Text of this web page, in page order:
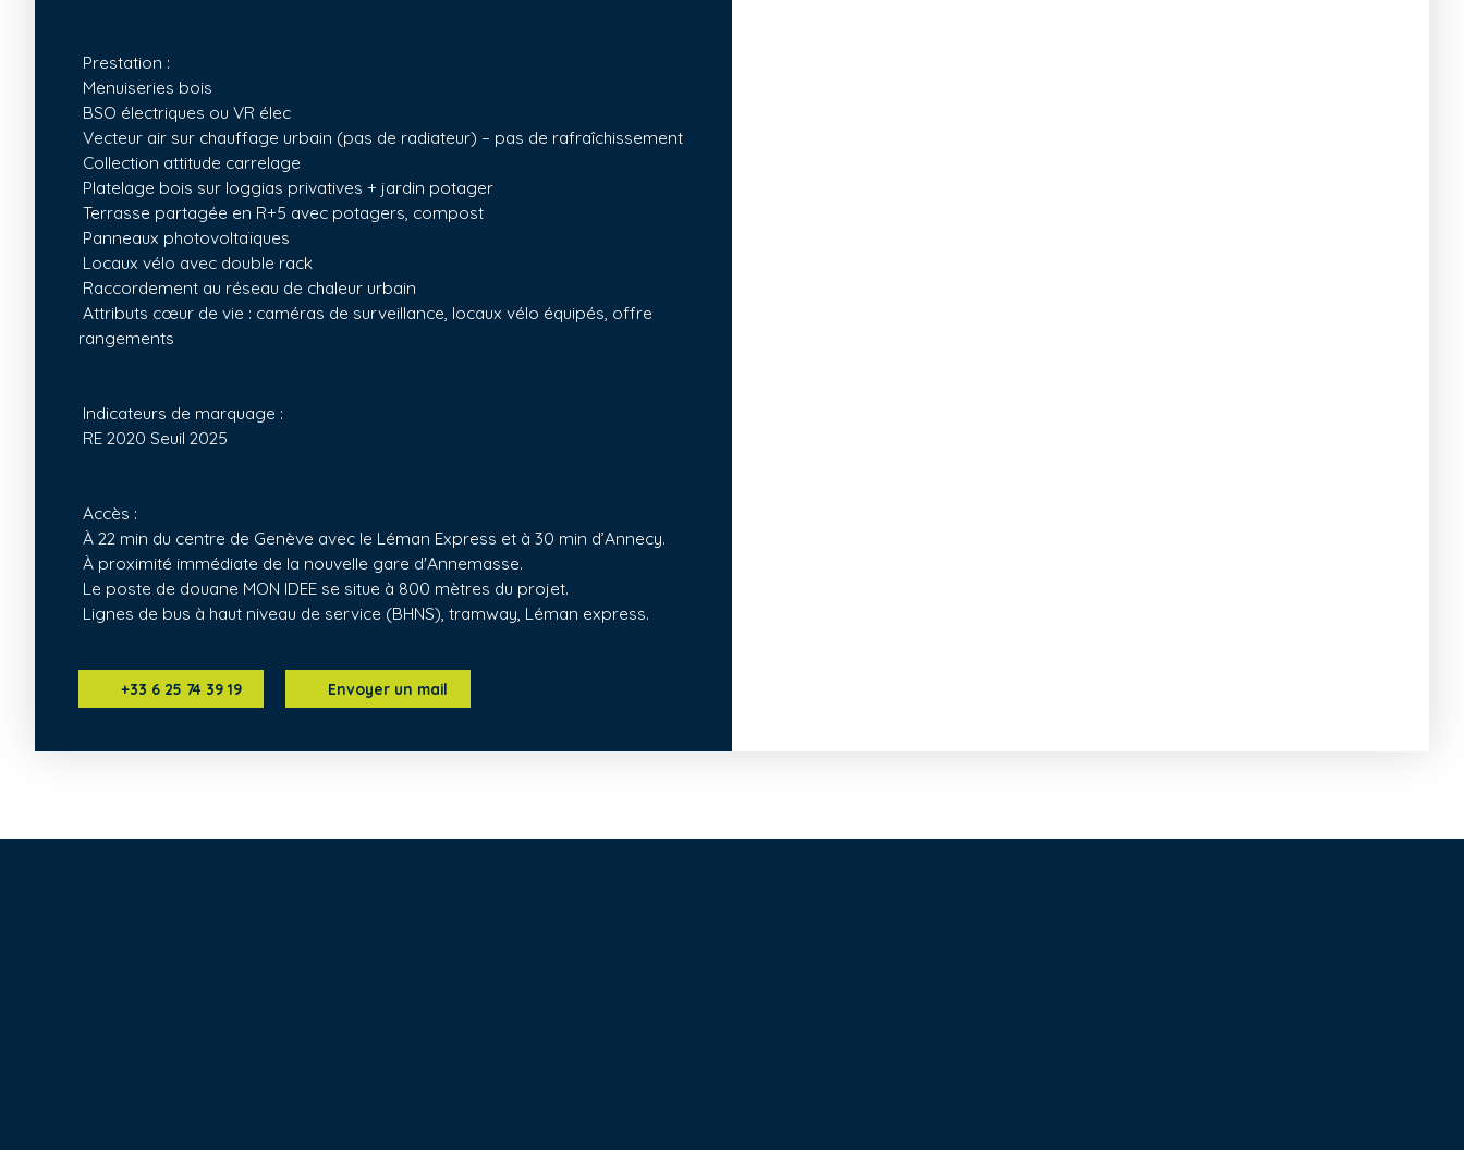
Prestation :
Menuiseries bois
BSO électriques ou VR élec
Vecteur air sur chauffage urbain (pas de radiateur) – pas de rafraîchissement
Collection attitude carrelage
Platelage bois sur loggias privatives + jardin potager
Terrasse partagée en R+5 avec potagers, compost
Panneaux photovoltaïques
Locaux vélo avec double rack
Raccordement au réseau de chaleur urbain
Attributs cœur de vie : caméras de surveillance, locaux vélo équipés, offre
rangements
Indicateurs de marquage :
RE 2020 Seuil 2025
Accès :
À 22 min du centre de Genève avec le Léman Express et à 30 min d’Annecy.
À proximité immédiate de la nouvelle gare d'Annemasse.
Le poste de douane MON IDEE se situe à 800 mètres du projet.
Lignes de bus à haut niveau de service (BHNS), tramway, Léman express.
+33 6 25 74 39 19 Envoyer un mail